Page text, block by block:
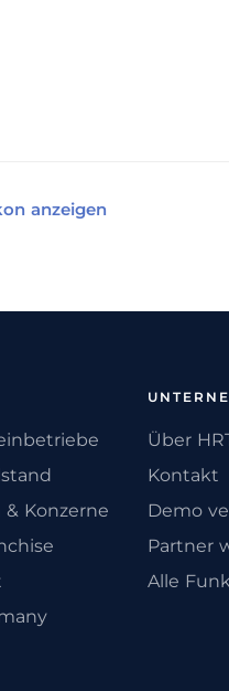
anzeigen
Konzerne
Über
Kontakt
Demo
Partner
Alle